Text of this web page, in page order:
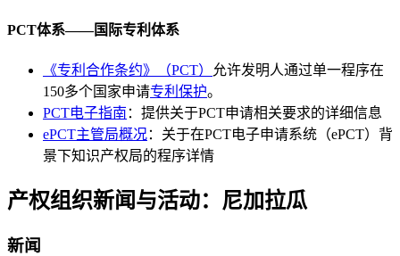
PCT体系——国际专利体系
《专利合作条约》（PCT）
允许发明人通过单一程序在
150多个国家申请专利保护。
PCT电子指南 ：提供关于PCT申请相关要求的详细信息
ePCT主管局概况：关于在PCT电子申请系统（ePCT）背
景下知识产权局的程序详情
产权组织新闻与活动：尼加拉瓜
新闻